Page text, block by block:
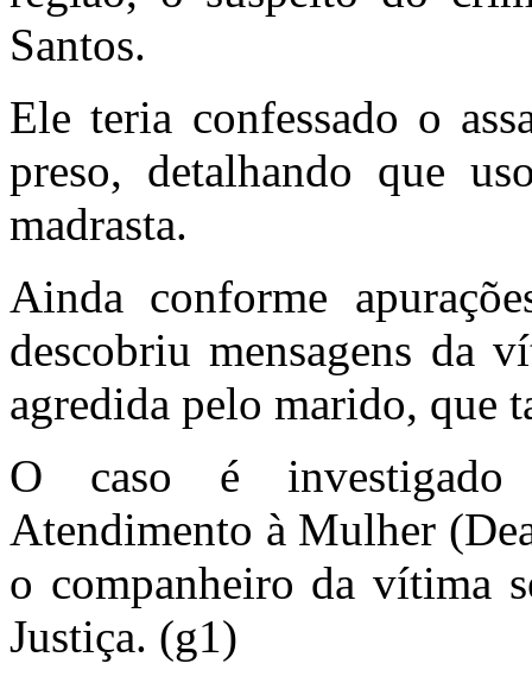
Santos.
Ele teria confessado o
preso, detalhando que
madrasta.
Ainda conforme
descobriu mensagens da
agredida pelo marido, que
O caso é investigado
Atendimento à Mulher
o companheiro da vítima
Justiça. (g1)